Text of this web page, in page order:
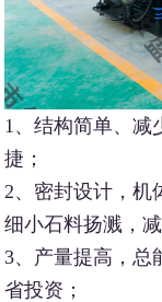
1、结构简单、减
捷；
2、密封设计，机
细小石料扬溅，
3、产量提高，总
省投资；